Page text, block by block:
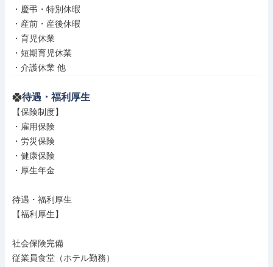
・慶弔・特別休暇
・産前・産後休暇
・育児休業
・短期育児休業
・介護休業 他
待遇・福利厚生
【保険制度】
・雇用保険
・労災保険
・健康保険
・厚生年金
待遇・福利厚生
【福利厚生】
社会保険完備
従業員食堂（ホテル勤務）